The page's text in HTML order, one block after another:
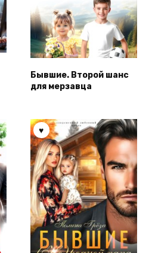
Бывшие. Второй шанс
для мерзавца